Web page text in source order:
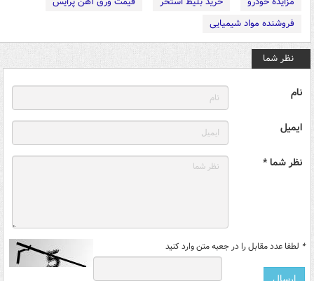
فروشنده مواد شیمیایی
نظر شما
نام
ایمیل
نظر شما *
* لطفا عدد مقابل را در جعبه متن وارد کنید